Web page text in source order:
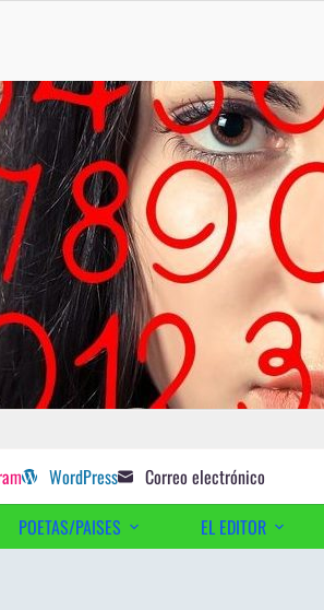
WordPress Correo electrónico
POETAS/PAISES EL EDITOR